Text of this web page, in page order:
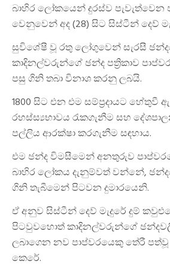
බාහිර ලෝකයෙන් දුරස්ව පැවැත්වෙන
වෙනුවෙන් අද (28) සිට සිස්ටීන් දෙව්
සුවිශේෂී වූ රතු ලෝගුවෙන් සැරසී
කාදිනල්වරුන්ගේ ඡන්ද පත්‍රිකාව
පසු ගිනි තබා විනාශ කරනු ලබයි.
1800 සිට එන එම සම්ප්‍රදායට හේතුවී
රහස්ස්‍යභාවය රැකගැනීම සහ
පල්ලිය ආරක්ෂා කරගැනීම සඳහාය.
එම ඡන්ද විමසීමෙන් අනතුරුව
බාහිර ලෝකය දැනුම්වත් වන්නේ, ඡන්දය
ගිනි තැබීමෙන් පිටවන දුමාරයෙනි.
ඒ අනුව සිස්ටීන් දෙව් මැදුරේ දුම්
පිටවුවහොත් කාදිනල්වරුන්ගේ
ලබාගෙන නව පාප්වරයෙකු තේරී
කෙරේ.